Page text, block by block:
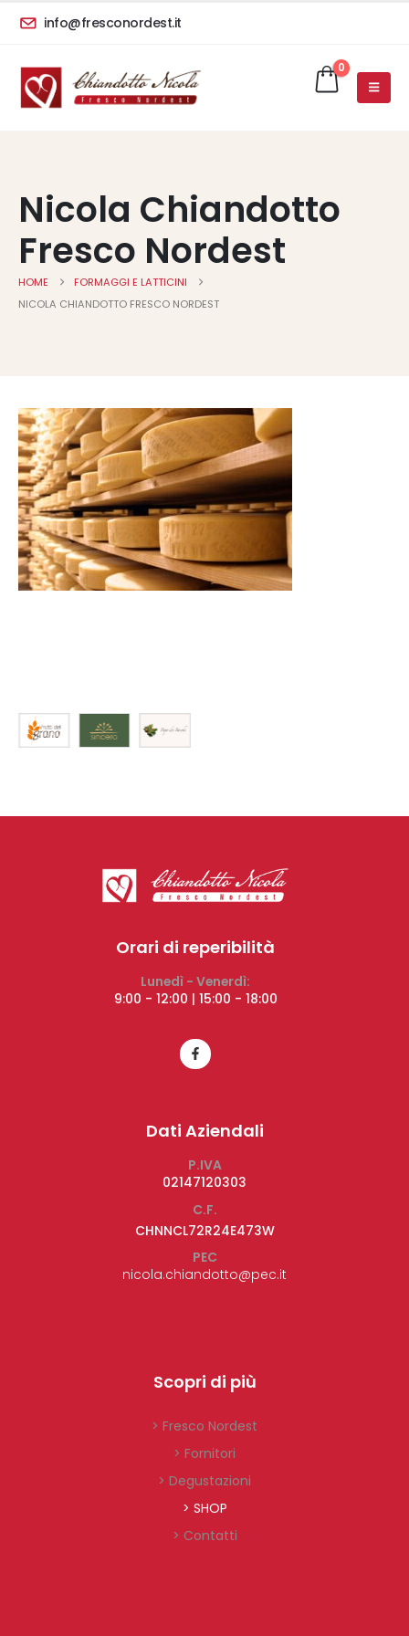
info@fresconordest.it
0
Nicola Chiandotto
Fresco Nordest
HOME
FORMAGGI E LATTICINI
NICOLA CHIANDOTTO FRESCO NORDEST
Orari di reperibilità
Lunedì - Venerdì:
9:00 - 12:00 | 15:00 - 18:00
Dati Aziendali
P.IVA
02147120303
C.F.
CHNNCL72R24E473W
PEC
nicola.chiandotto@pec.it
Scopri di più
> Fresco Nordest
> Fornitori
> Degustazioni
> SHOP
> Contatti